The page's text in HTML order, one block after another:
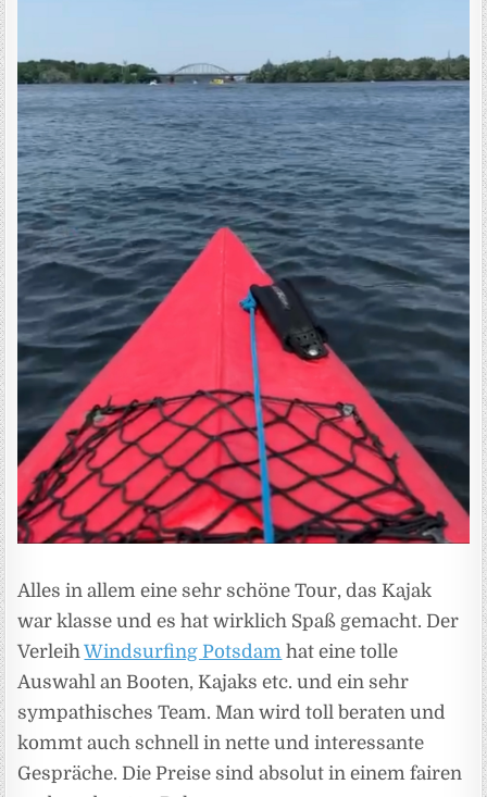
Alles in allem eine sehr schöne Tour, das Kajak
war klasse und es hat wirklich Spaß gemacht. Der
VerleihWindsurfing Potsdam hat eine tolle
Auswahl an Booten, Kajaks etc. und ein sehr
sympathisches Team. Man wird toll beraten und
kommt auch schnell in nette und interessante
Gespräche. Die Preise sind absolut in einem fairen